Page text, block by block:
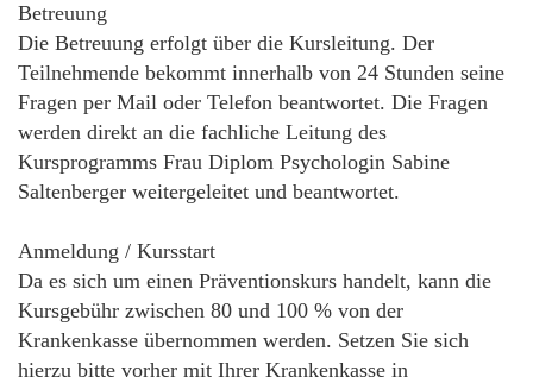
Betreuung
Die Betreuung erfolgt über die Kursleitung. Der
Teilnehmende bekommt innerhalb von 24 Stunden seine
Fragen per Mail oder Telefon beantwortet. Die Fragen
werden direkt an die fachliche Leitung des
Kursprogramms Frau Diplom Psychologin Sabine
Saltenberger weitergeleitet und beantwortet.
Anmeldung / Kursstart
Da es sich um einen Präventionskurs handelt, kann die
Kursgebühr zwischen 80 und 100 % von der
Krankenkasse übernommen werden. Setzen Sie sich
hierzu bitte vorher mit Ihrer Krankenkasse in